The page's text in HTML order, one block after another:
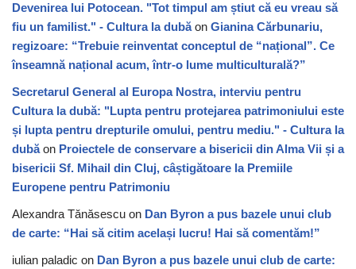
Devenirea lui Potocean. "Tot timpul am știut că eu vreau să
fiu un familist." - Cultura la dubăon Gianina Cărbunariu,
regizoare: “Trebuie reinventat conceptul de “național”. Ce
înseamnă național acum, într-o lume multiculturală?”
Secretarul General al Europa Nostra, interviu pentru
Cultura la dubă: "Lupta pentru protejarea patrimoniului este
și lupta pentru drepturile omului, pentru mediu." - Cultura la
dubăon Proiectele de conservare a bisericii din Alma Vii și a
bisericii Sf. Mihail din Cluj, câștigătoare la Premiile
Europene pentru Patrimoniu
Alexandra Tănăsescu on Dan Byron a pus bazele unui club
de carte: “Hai să citim același lucru! Hai să comentăm!”
iulian paladic on Dan Byron a pus bazele unui club de carte: